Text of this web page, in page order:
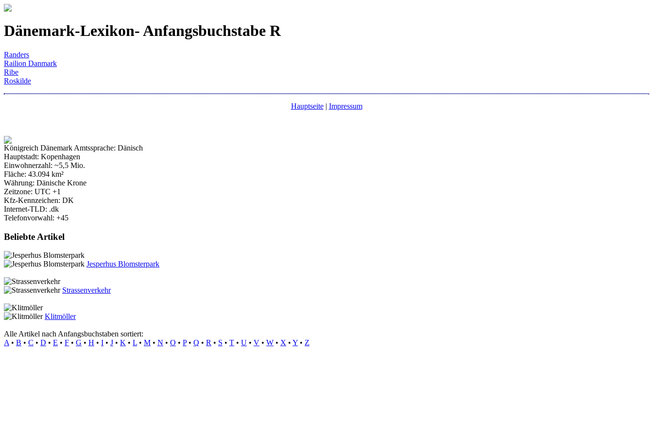
Dänemark-Lexikon- Anfangsbuchstabe R
Randers
Railion Danmark
Ribe
Roskilde
Hauptseite| Impressum
Königreich Dänemark Amtssprache: Dänisch
Hauptstadt: Kopenhagen
Einwohnerzahl: ~5,5 Mio.
Fläche: 43.094 km²
Währung: Dänische Krone
Zeitzone: UTC +1
Kfz-Kennzeichen: DK
Internet-TLD: .dk
Telefonvorwahl: +45
Beliebte Artikel
Jesperhus Blomsterpark
Strassenverkehr
Klitmöller
Alle Artikel nach Anfangsbuchstaben sortiert:
A • B • C • D • E • F • G • H • I • J • K • L • M • N • O • P• Q • R • S • T • U • V • W • X • Y • Z